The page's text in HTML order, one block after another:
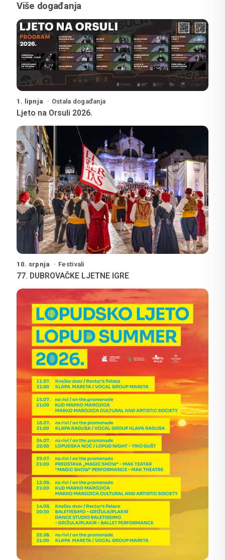
Više događanja
1. lipnja Ostala događanja
Ljeto na Orsuli 2026.
10. srpnja Festivali
77. DUBROVAČKE LJETNE IGRE